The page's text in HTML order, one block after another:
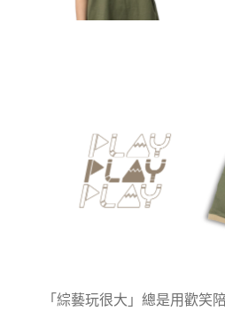
「綜藝玩很大」總是用歡笑